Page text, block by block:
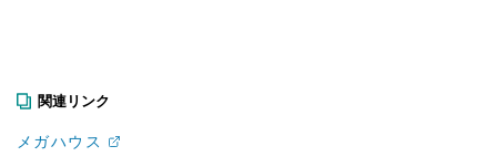
関連リンク
メガハウス